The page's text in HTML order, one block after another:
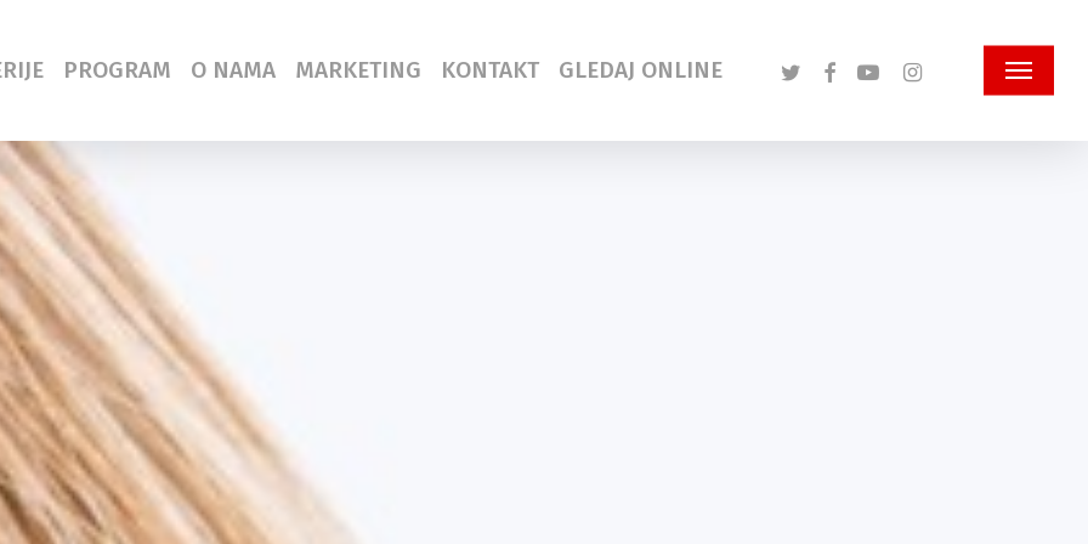
PROGRAM O NAMA MARKETING KONTAKT GLEDAJ ONLINE TwitterFacebook
YoutubeInstagram Menu